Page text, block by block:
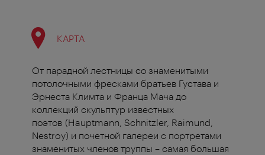
КАРТА
От парадной лестницы со знаменитыми
потолочными фресками братьев Густава и
Эрнеста Климта и Франца Мача до
коллекций скульптур известных
поэтов (Hauptmann, Schnitzler, Raimund,
Nestroy) и почетной галереи с портретами
знаменитых членов труппы – самая большая